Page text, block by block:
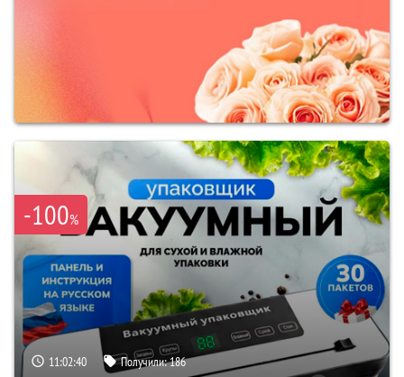
-100%
11:02:39 Получили:186